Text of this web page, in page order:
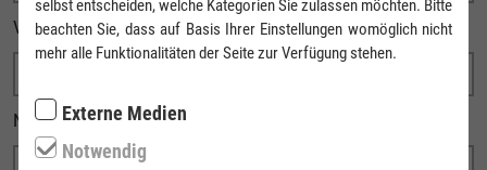
VORNAME
NACHNAME
selbst entscheiden, welche Kategorien Sie zulassen möchten. Bitte
beachten Sie, dass auf Basis Ihrer Einstellungen womöglich nicht
mehr alle Funktionalitäten der Seite zur Verfügung stehen.
Externe Medien
Notwendig